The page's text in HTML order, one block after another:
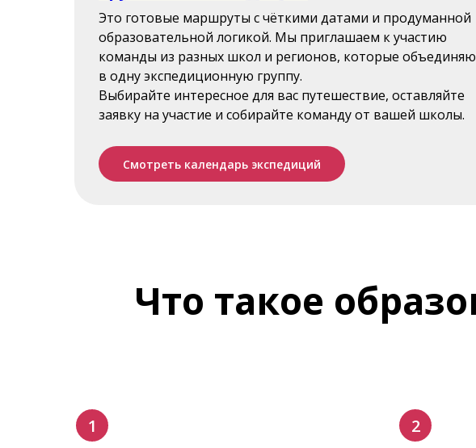
Это готовые маршруты с чёткими датами и продуманной
образовательной логикой. Мы приглашаем к участию
команды из разных школ и регионов, которые
в одну экспедиционную группу.
Выбирайте интересное для вас путешествие, оставляйте
заявку на участие и собирайте команду от вашей школы.
Смотреть календарь экспедиций
Что такое